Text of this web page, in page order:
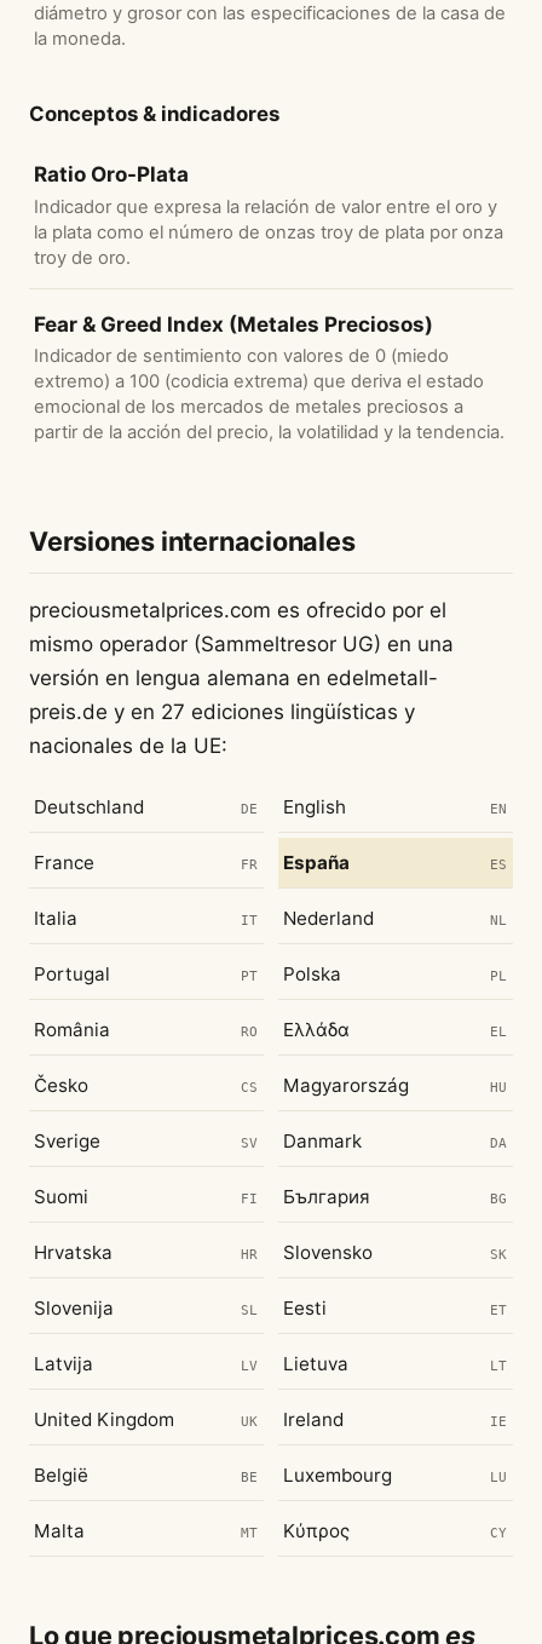
diámetro y grosor con las especificaciones de la casa de
la moneda.
Conceptos & indicadores
Ratio Oro-Plata
Indicador que expresa la relación de valor entre el oro y
la plata como el número de onzas troy de plata por onza
troy de oro.
Fear & Greed Index (Metales Preciosos)
Indicador de sentimiento con valores de 0 (miedo
extremo) a 100 (codicia extrema) que deriva el estado
emocional de los mercados de metales preciosos a
partir de la acción del precio, la volatilidad y la tendencia.
Versiones internacionales
preciousmetalprices.com es ofrecido por el
mismo operador (Sammeltresor UG) en una
versión en lengua alemana en edelmetall-
preis.de y en 27 ediciones lingüísticas y
nacionales de la UE:
Deutschland DE English EN
France FR España ES
Italia IT Nederland NL
Portugal PT Polska PL
România RO Ελλάδα EL
Česko CS Magyarország HU
Sverige SV Danmark DA
Suomi FI България BG
Hrvatska HR Slovensko SK
Slovenija SL Eesti ET
Latvija LV Lietuva LT
United Kingdom UK Ireland IE
België BE Luxembourg LU
Malta MT Κύπρος CY
Lo que preciousmetalprices.comes